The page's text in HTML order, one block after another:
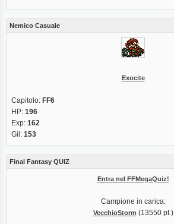
Nemico Casuale
Exocite
Capitolo: FF6
HP: 196
Exp: 162
Gil: 153
Final Fantasy QUIZ
Entra nel FFMegaQuiz!
Campione in carica:
VecchioStorm (13550 pt.)